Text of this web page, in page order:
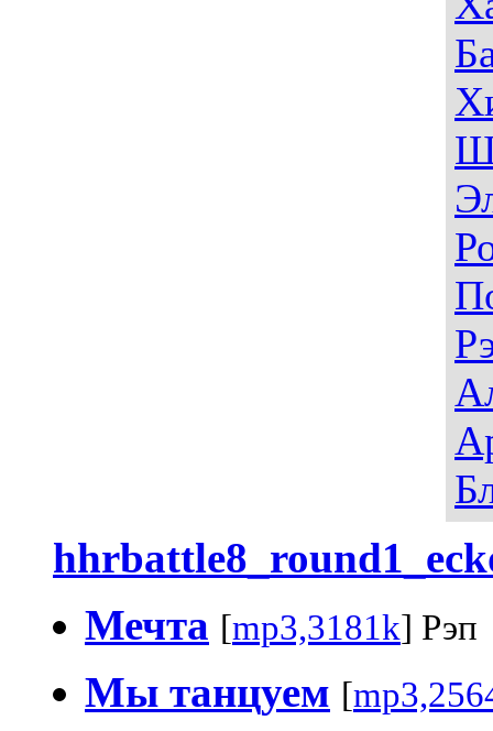
Мечта [mp3,3181k] Рэп
Мы танцуем [